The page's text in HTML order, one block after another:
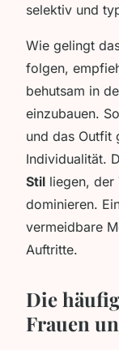
selektiv und
Wie gelingt
folgen,
behutsam in
einzubauen.
und das Outfit
Individualität.
Stil liegen, der
dominieren.
vermeidbare
Auftritte.
Die
Frauen